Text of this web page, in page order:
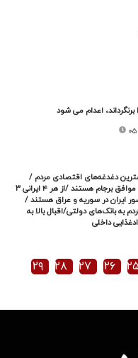
برنگرداند، اعدام می شود
دغدغه‌های اقتصادی مردم /
بالای ۶۰ درصد موافق برجام هستند /از هر ۴ ایرانی ۳
ایران در سوریه و عراق هستند /
به بانک‌های دولتی/اقبال بالا به
داخلی
۲۵ ۲۶ ۲۷ ۲۸ ۲۹